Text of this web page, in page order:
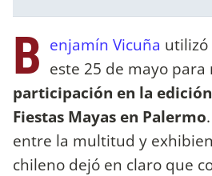
B enjamín Vicuña utilizó
este 25 de mayo
participación en la
Fiestas Mayas en Palermo
entre la multitud y
chileno dejó en claro que